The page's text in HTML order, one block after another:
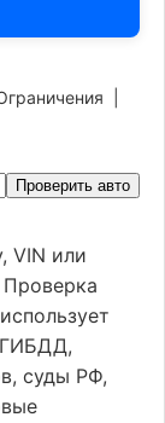
Проверить авто
VIN или
ГИБДД,
суды РФ,